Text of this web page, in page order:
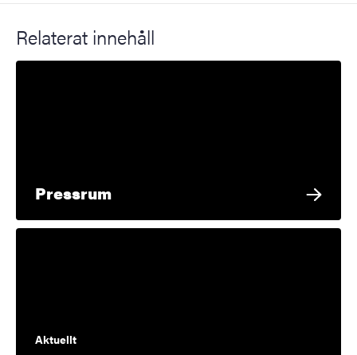
Relaterat innehåll
Pressrum
Aktuellt